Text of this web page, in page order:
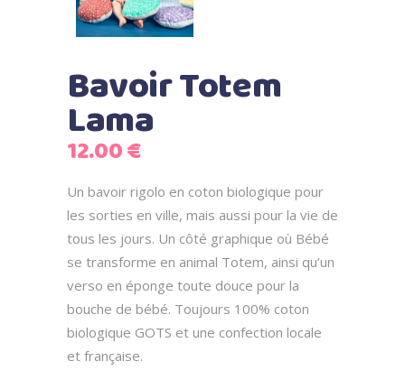
Bavoir Totem
Lama
12.00€
Un bavoir rigolo en coton biologique pour
les sorties en ville, mais aussi pour la vie de
tous les jours. Un côté graphique où Bébé
se transforme en animal Totem, ainsi qu’un
verso en éponge toute douce pour la
bouche de bébé. Toujours 100% coton
biologique GOTS et une confection locale
et française.